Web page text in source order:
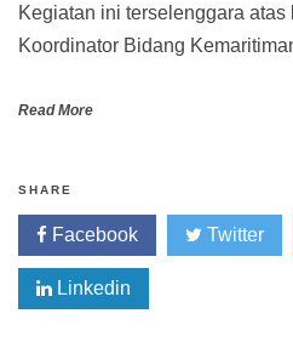
Kegiatan ini terselenggara
Koordinator Bidang
Read More
SHARE
Facebook Twitter
Linkedin